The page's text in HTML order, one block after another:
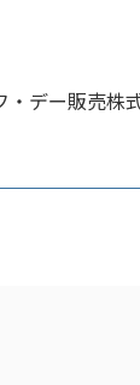
・デー販売株